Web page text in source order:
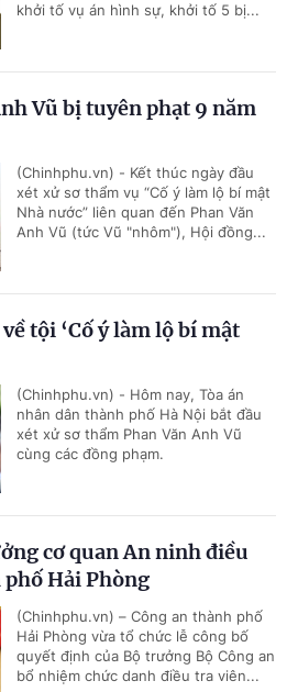
khởi tố vụ án hình sự, khởi tố 5 bị...
Vũ bị tuyên phạt 9 năm
(Chinhphu.vn) - Kết thúc ngày đầu
xét xử sơ thẩm vụ “Cố ý làm lộ bí mật
Nhà nước” liên quan đến Phan Văn
Anh Vũ (tức Vũ "nhôm"), Hội đồng...
tội ‘Cố ý làm lộ bí mật
(Chinhphu.vn) - Hôm nay, Tòa án
nhân dân thành phố Hà Nội bắt đầu
xét xử sơ thẩm Phan Văn Anh Vũ
cùng các đồng phạm.
cơ quan An ninh điều
Hải Phòng
(Chinhphu.vn) – Công an thành phố
Hải Phòng vừa tổ chức lễ công bố
quyết định của Bộ trưởng Bộ Công an
bổ nhiệm chức danh điều tra viên...